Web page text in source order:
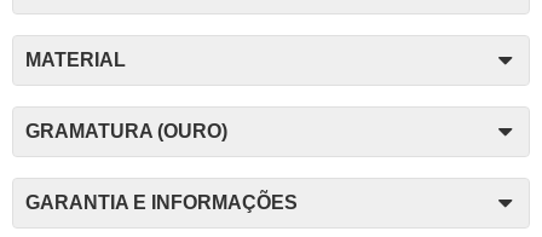
MATERIAL
GRAMATURA (OURO)
GARANTIA E INFORMAÇÕES